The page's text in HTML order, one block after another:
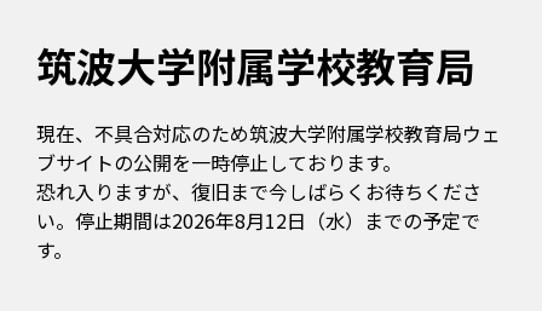
筑波大学附属学校教育局
現在、不具合対応のため筑波大学附属学校教育局ウェ
ブサイトの公開を一時停止しております。
恐れ入りますが、復旧まで今しばらくお待ちくださ
い。停止期間は2026年8月12日（水）までの予定で
す。